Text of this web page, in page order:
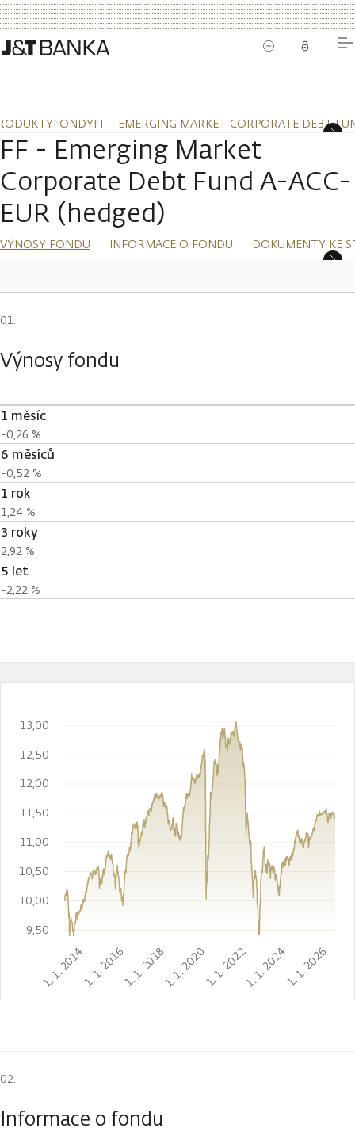
FONDYFF - EMERGING MARKET CORPORATE DEBT
FF - Emerging Market
Corporate Debt Fund A-ACC-
EUR (hedged)
VÝNOSY FONDU INFORMACE O FONDU DOKUMENTY KE
Výnosy fondu
1 měsíc
-0,26 %
6 měsíců
-0,52 %
1 rok
1,24 %
3 roky
2,92 %
5 let
-2,22 %
1. 1. 20141. 1. 20161. 1. 20181. 1. 20201. 1. 20221. 1. 20241. 1. 2026
9,50
10,00
10,50
11,00
11,50
12,00
12,50
13,00
Informace o fondu